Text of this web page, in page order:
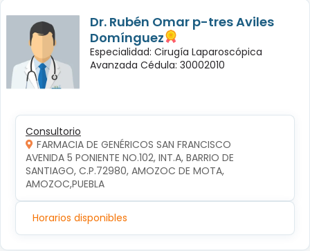
Dr. Rubén Omar p-tres Aviles
Domínguez
Especialidad: Cirugía Laparoscópica
Avanzada Cédula: 30002010
Consultorio
FARMACIA DE GENÉRICOS SAN FRANCISCO
AVENIDA 5 PONIENTE NO.102, INT.A, BARRIO DE
SANTIAGO, C.P.72980, AMOZOC DE MOTA,
AMOZOC,PUEBLA
Horarios disponibles